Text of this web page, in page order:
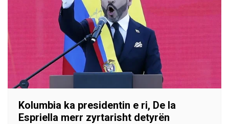
Kolumbia ka presidentin e ri, De la
Espriella merr zyrtarisht detyrën